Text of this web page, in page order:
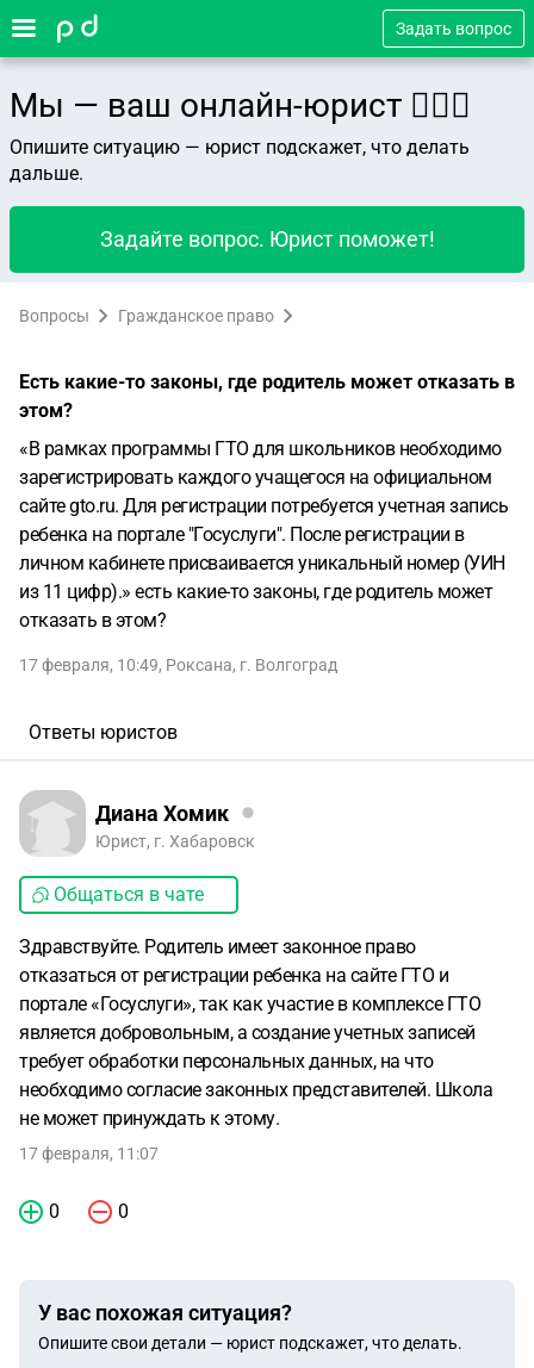
Задать вопрос
Мы — ваш онлайн-юрист 👨🏻‍⚖️
Опишите ситуацию — юрист подскажет, что делать
дальше.
Задайте вопрос. Юрист поможет!
Вопросы Гражданское право
Есть какие-то законы, где родитель может отказать в
этом?
«В рамках программы ГТО для школьников необходимо
зарегистрировать каждого учащегося на официальном
сайте gto.ru. Для регистрации потребуется учетная запись
ребенка на портале "Госуслуги". После регистрации в
личном кабинете присваивается уникальный номер (УИН
из 11 цифр).» есть какие-то законы, где родитель может
отказать в этом?
17 февраля, 10:49, Роксана, г. Волгоград
Ответы юристов
Диана Хомик
Юрист, г. Хабаровск
Общаться в чате
Здравствуйте. Родитель имеет законное право
отказаться от регистрации ребенка на сайте ГТО и
портале «Госуслуги», так как участие в комплексе ГТО
является добровольным, а создание учетных записей
требует обработки персональных данных, на что
необходимо согласие законных представителей. Школа
не может принуждать к этому.
17 февраля, 11:07
0 0
У вас похожая ситуация?
Опишите свои детали — юрист подскажет, что делать.